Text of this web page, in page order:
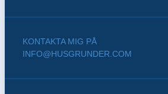
KONTAKTA MIG PÅ
INFO@HUSGRUNDER.COM